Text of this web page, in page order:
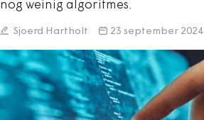
nog weinig algoritmes.
Sjoerd Hartholt 23 september 2024